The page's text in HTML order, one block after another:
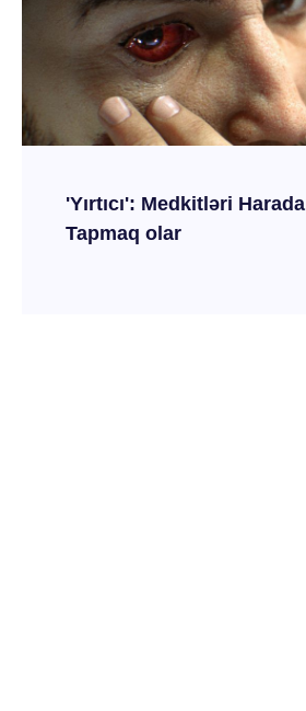
'Yırtıcı': Medkitləri Harada
Tapmaq olar